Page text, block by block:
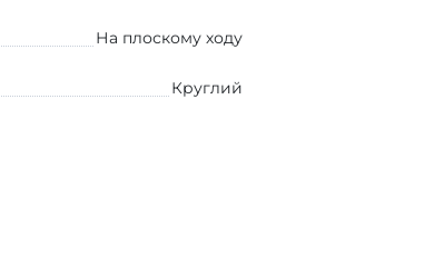
На плоскому ходу
Круглий